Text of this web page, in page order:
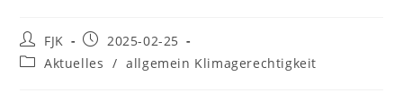
Beitrags-
Autor:
FJK
Beitrag
veröffentlicht:
2025-02-25
Beitrags-
Aktuelles / allgemein Klimagerechtigkeit